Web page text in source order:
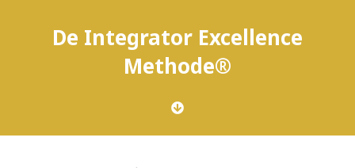
De Integrator Excellence
Methode®